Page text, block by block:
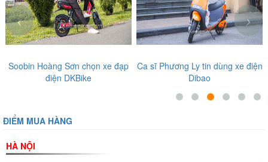
Soobin Hoàng Sơn chọn xe đạp
điện DKBike
Ca sĩ Phương Ly tin dùng xe điện
Dibao
‹ ›
ĐIỂM MUA HÀNG
HÀ NỘI